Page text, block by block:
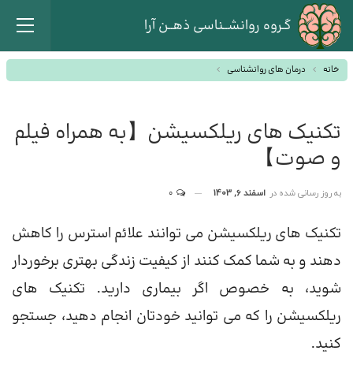
گـروه روانشــناسی ذهــن آرا
خانه درمان های روانشناسی
تکنیک های ریلکسیشن【به همراه فیلم
و صوت】
به روز رسانی شده در اسفند 6, 1403
تکنیک های ریلکسیشن می توانند علائم استرس را کاهش
دهند و به شما کمک کنند از کیفیت زندگی بهتری برخوردار
شوید، به خصوص اگر بیماری دارید. تکنیک های
ریلکسیشن را که می توانید خودتان انجام دهید، جستجو
کنید.